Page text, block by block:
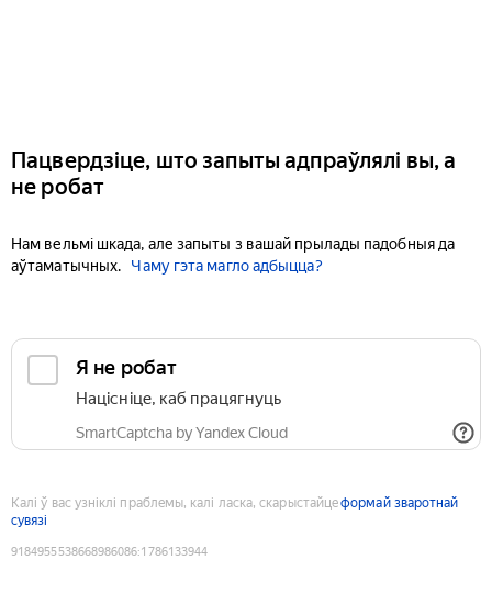
Пацвердзіце, што запыты адпраўлялі вы, а
не робат
Нам вельмі шкада, але запыты з вашай прылады падобныя да
аўтаматычных.
Чаму гэта магло адбыцца?
Я не робат
Націсніце, каб працягнуць
SmartCaptcha by Yandex Cloud
Калі ў вас узніклі праблемы, калі ласка, скарыстайцеформай зваротнай
сувязі
9184955538668986086:1786133944